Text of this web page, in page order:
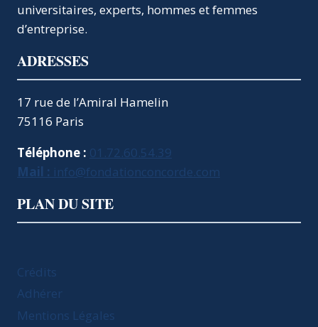
universitaires, experts, hommes et femmes
d’entreprise.
ADRESSES
17 rue de l’Amiral Hamelin
75116 Paris
Téléphone : 01.72.60.54.39
Mail : info@fondationconcorde.com
PLAN DU SITE
Crédits
Adhérer
Mentions Légales